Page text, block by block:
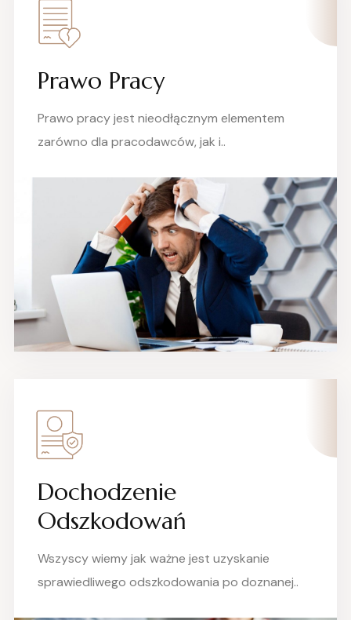
Prawo Pracy
Prawo pracy jest nieodłącznym elementem
zarówno dla pracodawców, jak i..
Dochodzenie
Odszkodowań
Wszyscy wiemy jak ważne jest uzyskanie
sprawiedliwego odszkodowania po doznanej..